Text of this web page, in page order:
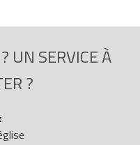
UN SERVICE À
?